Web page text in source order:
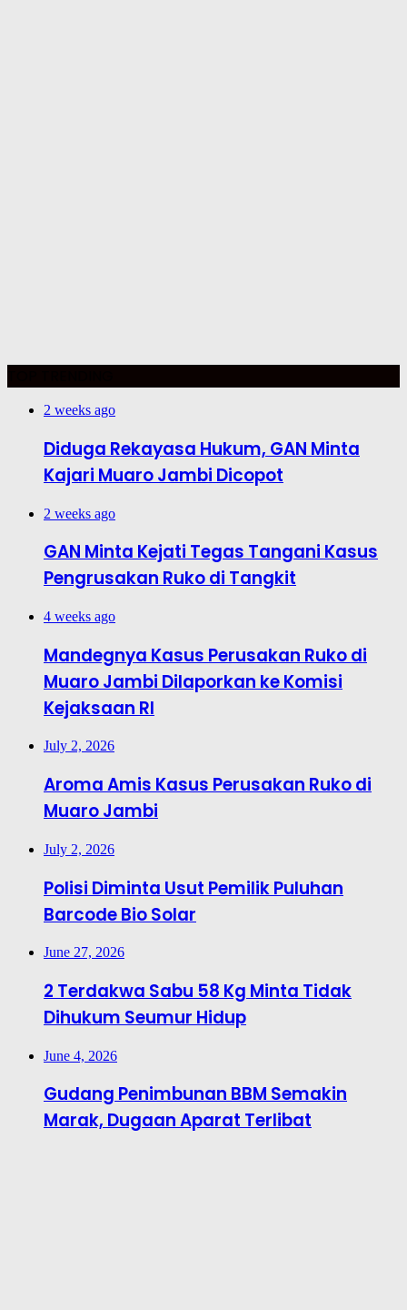
2 weeks ago
Diduga Rekayasa Hukum, GAN Minta
Kajari Muaro Jambi Dicopot
2 weeks ago
GAN Minta Kejati Tegas Tangani Kasus
Pengrusakan Ruko di Tangkit
4 weeks ago
Mandegnya Kasus Perusakan Ruko di
Muaro Jambi Dilaporkan ke Komisi
Kejaksaan RI
July 2, 2026
Aroma Amis Kasus Perusakan Ruko di
Muaro Jambi
July 2, 2026
Polisi Diminta Usut Pemilik Puluhan
Barcode Bio Solar
June 27, 2026
2 Terdakwa Sabu 58 Kg Minta Tidak
Dihukum Seumur Hidup
June 4, 2026
Gudang Penimbunan BBM Semakin
Marak, Dugaan Aparat Terlibat